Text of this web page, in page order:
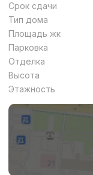
Срок сдачи
Тип дома
Площадь жк
Парковка
Отделка
Высота
Этажность